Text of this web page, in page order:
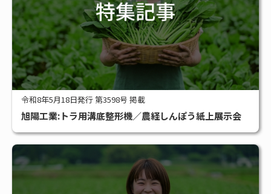
令和8年5月18日発行 第3598号 掲載
旭陽工業:トラ用溝底整形機／農経しんぽう紙上展示会